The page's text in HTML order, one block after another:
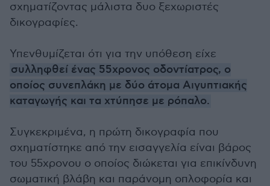
σχηματίζοντας μάλιστα δυο ξεχωριστές
δικογραφίες.
Υπενθυμίζεται ότι για την υπόθεση είχε
συλληφθεί ένας 55χρονος οδοντίατρος, ο
οποίος συνεπλάκη με δύο άτομα Αιγυπτιακής
καταγωγής και τα χτύπησε με ρόπαλο.
Συγκεκριμένα, η πρώτη δικογραφία που
σχηματίστηκε από την εισαγγελία είναι βάρος
του 55χρονου ο οποίος διώκεται για επικίνδυνη
σωματική βλάβη και παράνομη οπλοφορία και